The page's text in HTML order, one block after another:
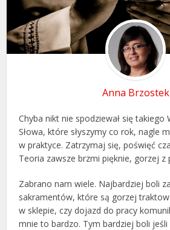
Anna Brzostek
Chyba nikt nie spodziewał się takiego
Słowa, które słyszymy co rok, nagle
w praktyce. Zatrzymaj się, poświęć
Teoria zawsze brzmi pięknie, gorzej z
Zabrano nam wiele. Najbardziej boli
sakramentów, które są gorzej
w sklepie, czy dojazd do pracy
mnie to bardzo. Tym bardziej boli jeśli